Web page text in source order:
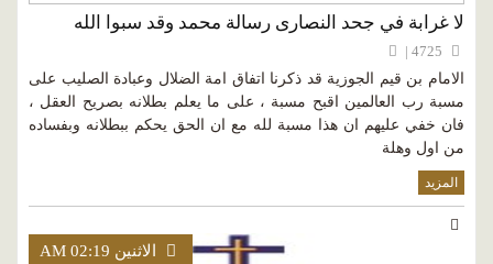
لا غرابة في جحد النصارى رسالة محمد وقد سبوا الله
الامام بن قيم الجوزية قد ذكرنا اتفاق امة الضلال وعبادة الصليب على
مسبة رب العالمين اقبح مسبة ، على ما يعلم بطلانه بصريح العقل ،
فان خفي عليهم ان هذا مسبة لله مع ان الحق يحكم ببطلانه وبفساده
من اول وهلة
المزيد
الاثنين AM 02:19